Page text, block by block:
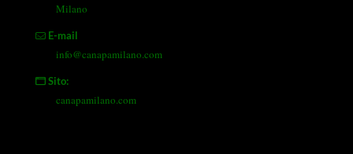
Milano
E-mail
info@canapamilano.com
Sito:
canapamilano.com